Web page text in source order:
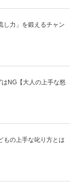
し力」を鍛えるチャン
はNG【大人の上手な怒
もの上手な叱り方とは